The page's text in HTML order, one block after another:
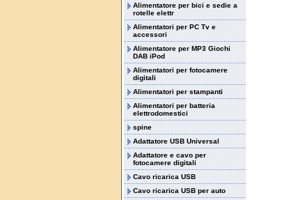
Alimentatore per bici e sedie a
rotelle elettr
Alimentatori per PC Tv e
accessori
Alimentatore per MP3 Giochi
DAB iPod
Alimentatori per fotocamere
digitali
Alimentatori per stampanti
Alimentatori per batteria
elettrodomestici
spine
Adattatore USB Universal
Adattatore e cavo per
fotocamere digitali
Cavo ricarica USB
Cavo ricarica USB per auto